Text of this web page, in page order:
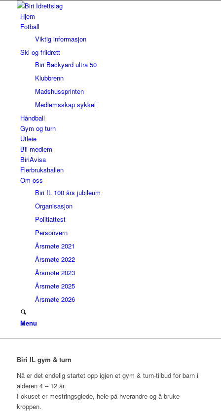
Hjem
Fotball
Viktig informasjon
Ski og friidrett
Biri Backyard ultra 50
Klubbrenn
Madshussprinten
Medlemsskap sykkel
Håndball
Gym og turn
Utleie
Bli medlem
BiriAvisa
Flerbrukshallen
Om oss
Biri IL 100 års jubileum
Organisasjon
Politiattest
Personvern
Årsmøte 2021
Årsmøte 2022
Årsmøte 2023
Årsmøte 2025
Årsmøte 2026
Menu
Biri IL gym & turn
Nå er det endelig startet opp igjen et gym & turn-tilbud for barn i
alderen 4 – 12 år.
Fokuset er mestringsglede, heie på hverandre og å bruke
kroppen.